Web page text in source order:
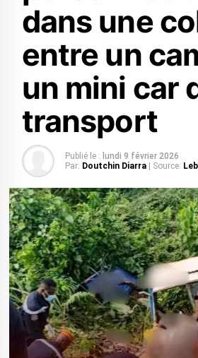
dans une
entre un
un mini car
transport
Publié le : lundi 9 février 2026
Par: Doutchin Diarra | Source: